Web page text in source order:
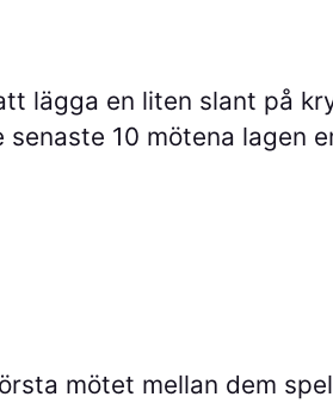
lägga en liten slant på
10 mötena lagen
mötet mellan dem